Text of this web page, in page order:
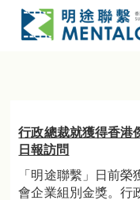
行政總裁就獲得香港
日報訪問
「明途聯繫」日前
會企業組別金獎。行